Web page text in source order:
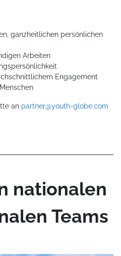
ganzheitlichen persönlichen
Arbeiten
Engagement
an partner@youth-globe.com
nationalen
Teams